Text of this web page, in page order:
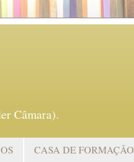
Câmara).
CASA DE FORMAÇÃO